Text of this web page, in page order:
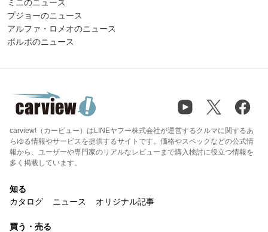
ミニのニュース
プジョーのニュース
アルファ・ロメオのニュース
ボルボのニュース
carview!（カービュー）はLINEヤフー株式会社が運営するクルマに関するあ
らゆる情報やサービスを提供するサイトです。価格やスペックなどの公式情
報から、ユーザーや専門家のリアルなレビューまで購入検討に役立つ情報を
多く掲載しています。
知る
カタログ
ニュース オリジナル記事
買う・売る